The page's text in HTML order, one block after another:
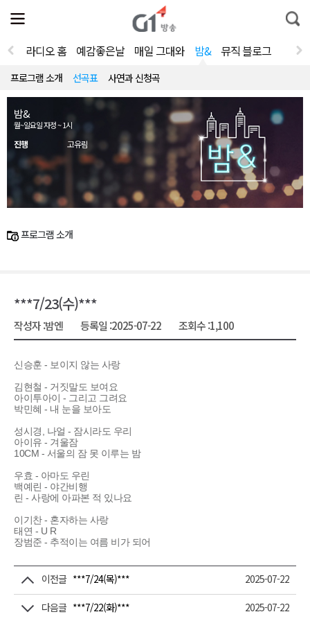
전
체
뉴
열
통
합
라디오 홈 예감좋은날 매일 그대와 밤& 뮤직 블로그
프로그램 소개 선곡표 사연과 신청곡
밤&
월~일요일 자정 ~ 1시
진행 고유림
프로그램 소개
***7/23(수)***
작성자 :밤엔 등록일 :2025-07-22 조회수 :1,100
신승훈 - 보이지 않는 사랑
김현철 - 거짓말도 보여요
아이투아이 - 그리고 그려요
박민혜 - 내 눈을 보아도
성시경, 나얼 - 잠시라도 우리
아이유 - 겨울잠
10CM - 서울의 잠 못 이루는 밤
우효 - 아마도 우린
백예린 - 야간비행
린 - 사랑에 아파본 적 있나요
이기찬 - 혼자하는 사랑
태연 - U R
장범준 - 추적이는 여름 비가 되어
이전글 ***7/24(목)*** 2025-07-22
다음글 ***7/22(화)*** 2025-07-22